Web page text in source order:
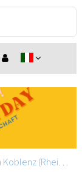
(Rheinland-Pfalz)